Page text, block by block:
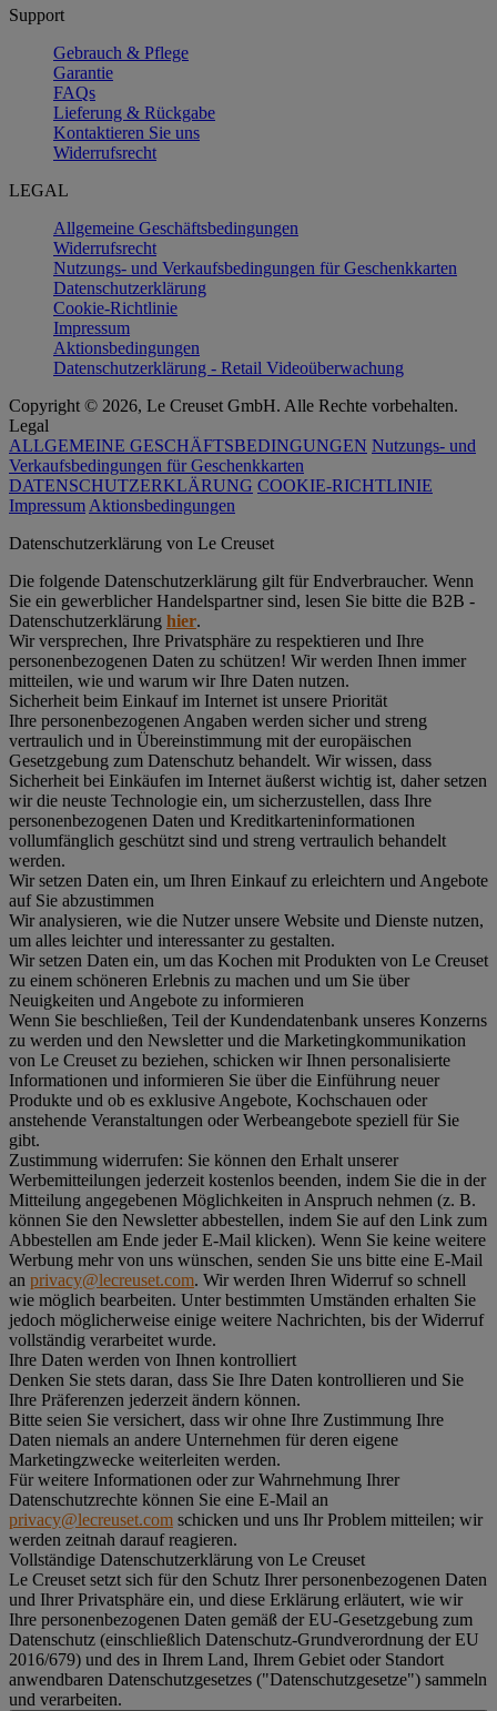
Support
Gebrauch & Pflege
Garantie
FAQs
Lieferung & Rückgabe
Kontaktieren Sie uns
Widerrufsrecht
LEGAL
Allgemeine Geschäftsbedingungen
Widerrufsrecht
Nutzungs- und Verkaufsbedingungen für Geschenkkarten
Datenschutzerklärung
Cookie-Richtlinie
Impressum
Aktionsbedingungen
Datenschutzerklärung - Retail Videoüberwachung
Copyright © 2026, Le Creuset GmbH. Alle Rechte vorbehalten.
Legal
ALLGEMEINE GESCHÄFTSBEDINGUNGEN Nutzungs- und
Verkaufsbedingungen für Geschenkkarten
DATENSCHUTZERKLÄRUNG COOKIE-RICHTLINIE
Impressum Aktionsbedingungen
Datenschutz­erklärung von Le Creuset
Die folgende Datenschutzerklärung gilt für Endverbraucher. Wenn
Sie ein gewerblicher Handelspartner sind, lesen Sie bitte die B2B -
Datenschutzerklärung hier.
Wir versprechen, Ihre Privatsphäre zu respektieren und Ihre
personenbezogenen Daten zu schützen! Wir werden Ihnen immer
mitteilen, wie und warum wir Ihre Daten nutzen.
Sicherheit beim Einkauf im Internet ist unsere Priorität
Ihre personenbezogenen Angaben werden sicher und streng
vertraulich und in Übereinstimmung mit der europäischen
Gesetzgebung zum Datenschutz behandelt. Wir wissen, dass
Sicherheit bei Einkäufen im Internet äußerst wichtig ist, daher setzen
wir die neuste Technologie ein, um sicherzustellen, dass Ihre
personenbezogenen Daten und Kreditkarteninformationen
vollumfänglich geschützt sind und streng vertraulich behandelt
werden.
Wir setzen Daten ein, um Ihren Einkauf zu erleichtern und Angebote
auf Sie abzustimmen
Wir analysieren, wie die Nutzer unsere Website und Dienste nutzen,
um alles leichter und interessanter zu gestalten.
Wir setzen Daten ein, um das Kochen mit Produkten von Le Creuset
zu einem schöneren Erlebnis zu machen und um Sie über
Neuigkeiten und Angebote zu informieren
Wenn Sie beschließen, Teil der Kundendatenbank unseres Konzerns
zu werden und den Newsletter und die Marketingkommunikation
von Le Creuset zu beziehen, schicken wir Ihnen personalisierte
Informationen und informieren Sie über die Einführung neuer
Produkte und ob es exklusive Angebote, Kochschauen oder
anstehende Veranstaltungen oder Werbeangebote speziell für Sie
gibt.
Zustimmung widerrufen: Sie können den Erhalt unserer
Werbemitteilungen jederzeit kostenlos beenden, indem Sie die in der
Mitteilung angegebenen Möglichkeiten in Anspruch nehmen (z. B.
können Sie den Newsletter abbestellen, indem Sie auf den Link zum
Abbestellen am Ende jeder E-Mail klicken). Wenn Sie keine weitere
Werbung mehr von uns wünschen, senden Sie uns bitte eine E-Mail
an privacy@lecreuset.com. Wir werden Ihren Widerruf so schnell
wie möglich bearbeiten. Unter bestimmten Umständen erhalten Sie
jedoch möglicherweise einige weitere Nachrichten, bis der Widerruf
vollständig verarbeitet wurde.
Ihre Daten werden von Ihnen kontrolliert
Denken Sie stets daran, dass Sie Ihre Daten kontrollieren und Sie
Ihre Präferenzen jederzeit ändern können.
Bitte seien Sie versichert, dass wir ohne Ihre Zustimmung Ihre
Daten niemals an andere Unternehmen für deren eigene
Marketingzwecke weiterleiten werden.
Für weitere Informationen oder zur Wahrnehmung Ihrer
Datenschutzrechte können Sie eine E-Mail an
privacy@lecreuset.com schicken und uns Ihr Problem mitteilen; wir
werden zeitnah darauf reagieren.
Vollständige Datenschutzerklärung von Le Creuset
Le Creuset setzt sich für den Schutz Ihrer personenbezogenen Daten
und Ihrer Privatsphäre ein, und diese Erklärung erläutert, wie wir
Ihre personenbezogenen Daten gemäß der EU-Gesetzgebung zum
Datenschutz (einschließlich Datenschutz-Grundverordnung der EU
2016/679) und des in Ihrem Land, Ihrem Gebiet oder Standort
anwendbaren Datenschutzgesetzes ("Datenschutzgesetze") sammeln
und verarbeiten.